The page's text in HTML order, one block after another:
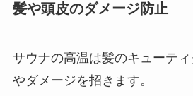
髪や頭皮のダメージ防止
サウナの高温は髪のキューテ
やダメージを招きます。